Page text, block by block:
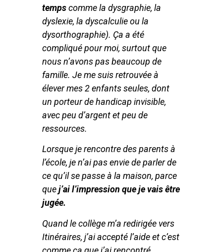
tempscomme la dysgraphie, la
dyslexie, la dyscalculie ou la
dysorthographie). Ça a été
compliqué pour moi, surtout que
nous n’avons pas beaucoup de
famille. Je me suis retrouvée à
élever mes 2 enfants seules, dont
un porteur de handicap invisible,
avec peu d’argent et peu de
ressources.
Lorsque je rencontre des parents à
l’école, je n’ai pas envie de parler de
ce qu’il se passe à la maison, parce
quej’ai l’impression que je vais être
jugée.
Quand le collège m’a redirigée vers
Itinéraires, j’ai accepté l’aide et c’est